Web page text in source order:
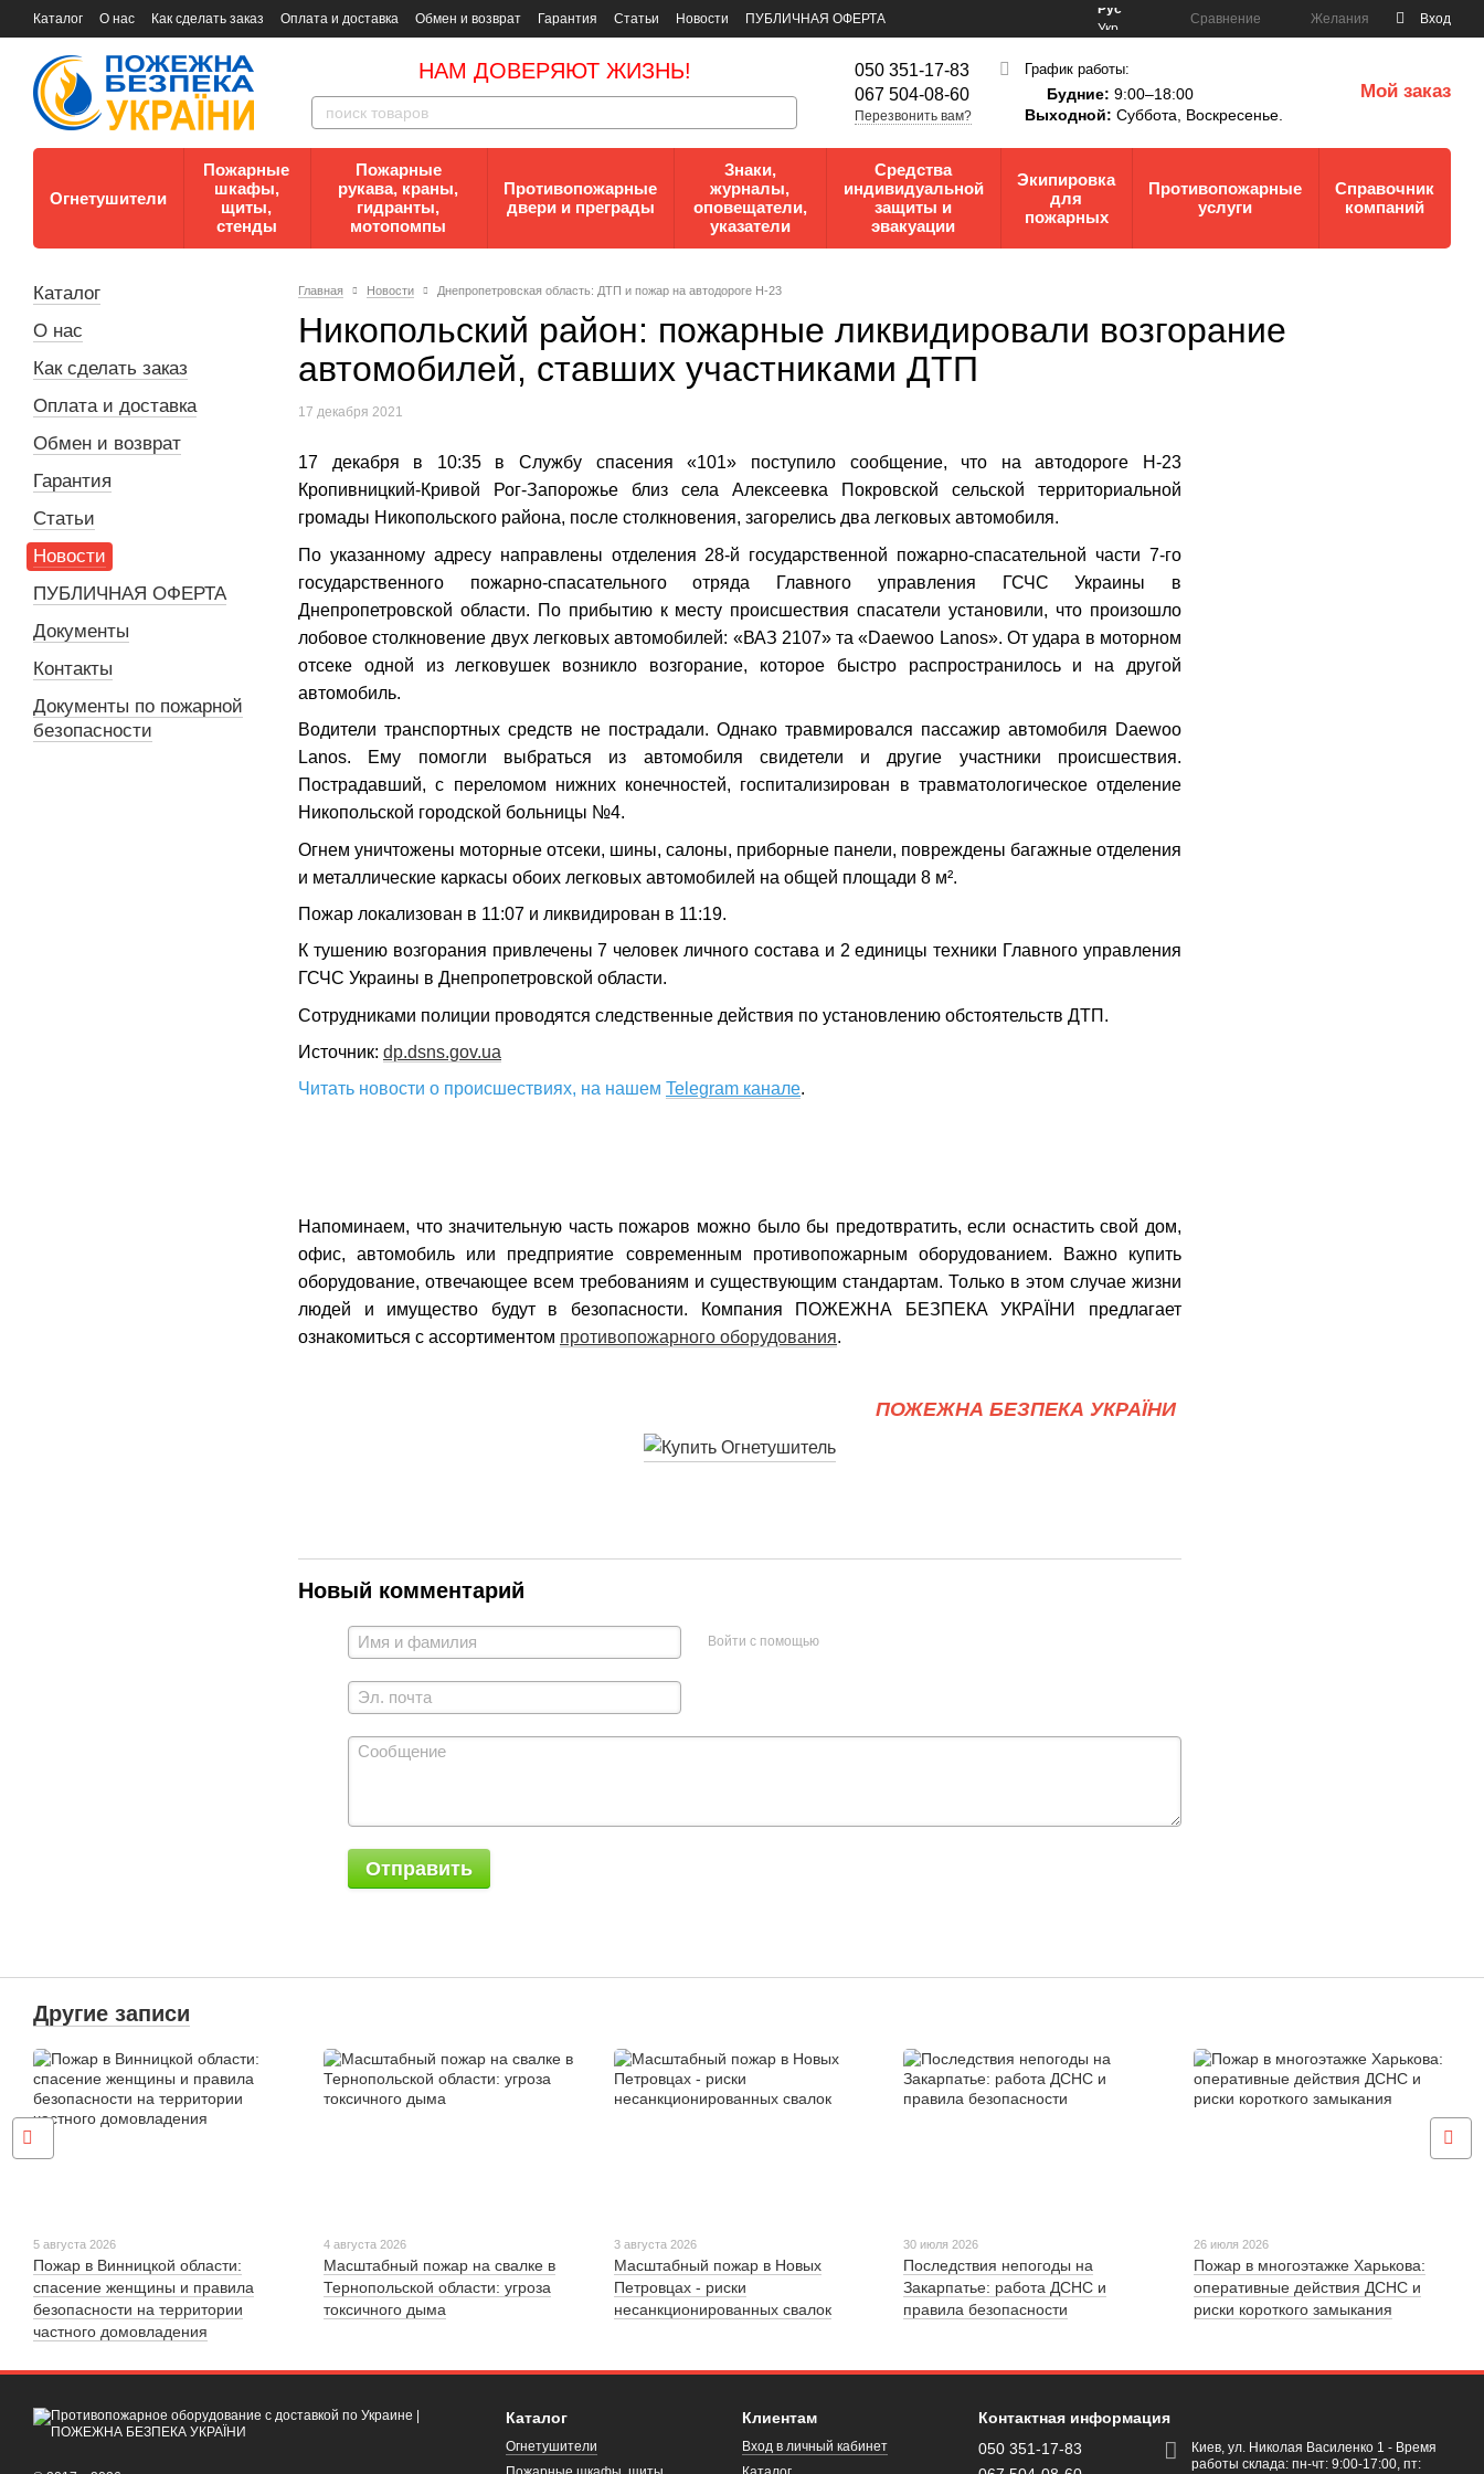
Каталог О нас Как сделать заказ Оплата и доставка Обмен и возврат Гарантия Статьи Новости
ПУБЛИЧНАЯ ОФЕРТА
Документы
Контакты Документы по пожарной безопасности
Рус
Укр
Сравнение Желания Вход
НАМ ДОВЕРЯЮТ ЖИЗНЬ!
050 351-17-83
067 504-08-60
Перезвонить вам?
График работы:
Будние: 9:00–18:00
Выходной: Суббота, Воскресенье.
Мой заказ
Огнетушители
Пожарные
шкафы,
щиты,
стенды
Пожарные
рукава, краны,
гидранты,
мотопомпы
Противопожарные
двери и преграды
Знаки,
журналы,
оповещатели,
указатели
Средства
индивидуальной
защиты и
эвакуации
Экипировка
для
пожарных
Противопожарные
услуги
Справочник
компаний
Главная Новости Днепропетровская область: ДТП и пожар на автодороге Н-23
Никопольский район: пожарные ликвидировали возгорание
автомобилей, ставших участниками ДТП
17 декабря 2021
17 декабря в 10:35 в Службу спасения «101» поступило сообщение, что на автодороге Н-23
Кропивницкий-Кривой Рог-Запорожье близ села Алексеевка Покровской сельской территориальной
громады Никопольского района, после столкновения, загорелись два легковых автомобиля.
По указанному адресу направлены отделения 28-й государственной пожарно-спасательной части 7-го
государственного пожарно-спасательного отряда Главного управления ГСЧС Украины в
Днепропетровской области. По прибытию к месту происшествия спасатели установили, что произошло
лобовое столкновение двух легковых автомобилей: «ВАЗ 2107» та «Daewoo Lanos». От удара в моторном
отсеке одной из легковушек возникло возгорание, которое быстро распространилось и на другой
автомобиль.
Водители транспортных средств не пострадали. Однако травмировался пассажир автомобиля Daewoo
Lanos. Ему помогли выбраться из автомобиля свидетели и другие участники происшествия.
Пострадавший, с переломом нижних конечностей, госпитализирован в травматологическое отделение
Никопольской городской больницы №4.
Огнем уничтожены моторные отсеки, шины, салоны, приборные панели, повреждены багажные отделения
и металлические каркасы обоих легковых автомобилей на общей площади 8 м².
Пожар локализован в 11:07 и ликвидирован в 11:19.
К тушению возгорания привлечены 7 человек личного состава и 2 единицы техники Главного управления
ГСЧС Украины в Днепропетровской области.
Сотрудниками полиции проводятся следственные действия по установлению обстоятельств ДТП.
Источник: dp.dsns.gov.ua
Читать новости о происшествиях, на нашем Telegram канале.
Напоминаем, что значительную часть пожаров можно было бы предотвратить, если оснастить cвой дом,
офис, автомобиль или предприятие современным противопожарным оборудованием. Важно купить
оборудование, отвечающее всем требованиям и существующим стандартам. Только в этом случае жизни
людей и имущество будут в безопасности. Компания ПОЖЕЖНА БЕЗПЕКА УКРАЇНИ предлагает
ознакомиться с ассортиментом противопожарного оборудования.
ПОЖЕЖНА БЕЗПЕКА УКРАЇНИ
Новый комментарий
Войти с помощью
Отправить
Каталог
О нас
Как сделать заказ
Оплата и доставка
Обмен и возврат
Гарантия
Статьи
Новости
ПУБЛИЧНАЯ ОФЕРТА
Документы
Контакты
Документы по пожарной
безопасности
Другие записи
5 августа 2026
Пожар в Винницкой области:
спасение женщины и правила
безопасности на территории
частного домовладения
4 августа 2026
Масштабный пожар на свалке в
Тернопольской области: угроза
токсичного дыма
3 августа 2026
Масштабный пожар в Новых
Петровцах - риски
несанкционированных свалок
30 июля 2026
Последствия непогоды на
Закарпатье: работа ДСНС и
правила безопасности
26 июля 2026
Пожар в многоэтажке Харькова:
оперативные действия ДСНС и
риски короткого замыкания
Каталог
Огнетушители
Клиентам
Вход в личный кабинет
Контактная информация
050 351-17-83
Киев, ул. Николая Василенко 1 - Время
работы склада: пн-чт: 9:00-17:00, пт: